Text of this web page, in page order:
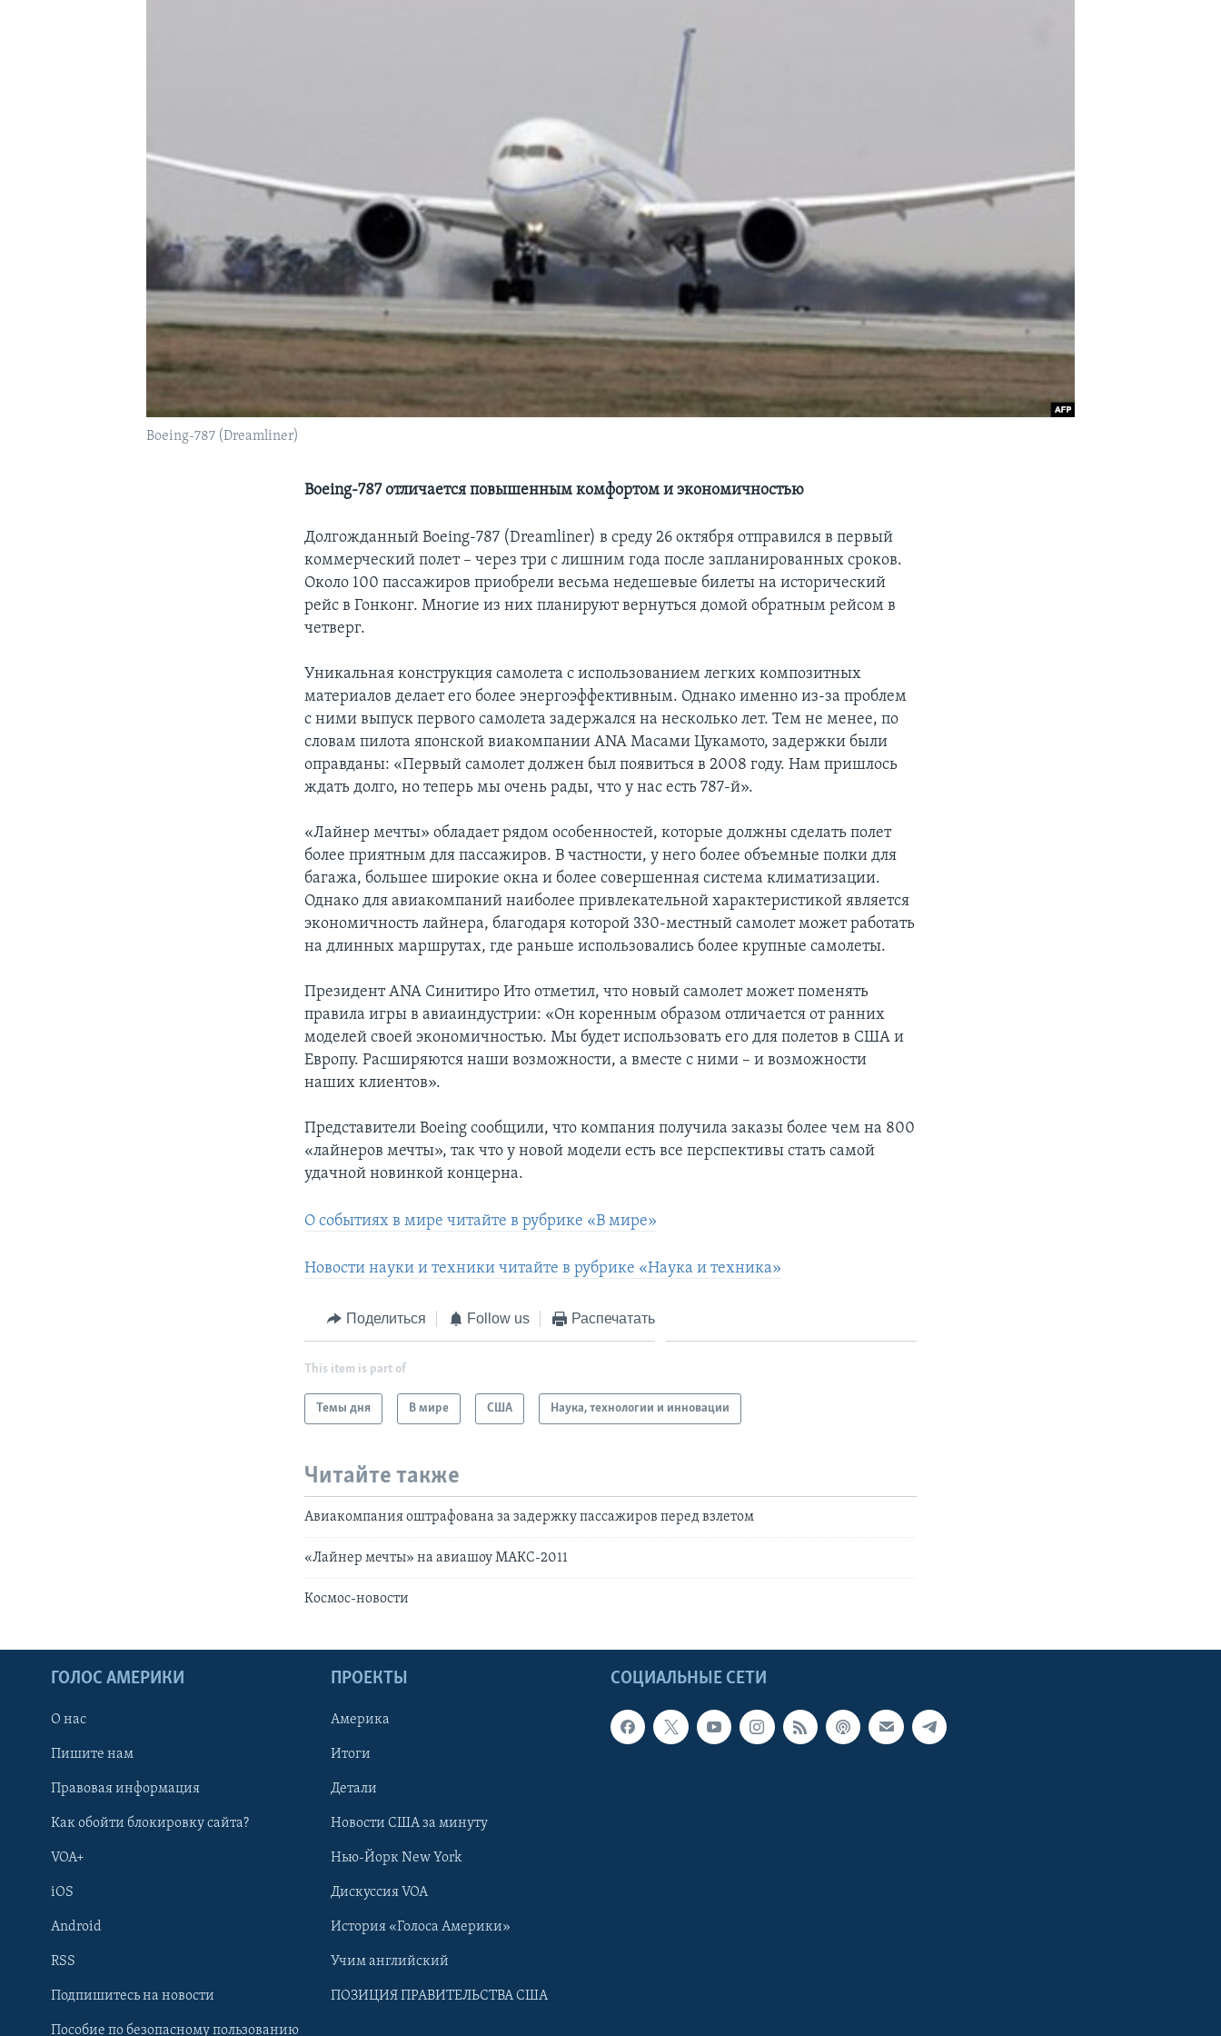
Learning English
Boeing-787 (Dreamliner)
Boeing-787 отличается повышенным комфортом и экономичностью
Долгожданный Boeing-787 (Dreamliner) в среду 26 октября отправился в первый
коммерческий полет – через три с лишним года после запланированных сроков.
Около 100 пассажиров приобрели весьма недешевые билеты на исторический
рейс в Гонконг. Многие из них планируют вернуться домой обратным рейсом в
четверг.
Уникальная конструкция самолета с использованием легких композитных
материалов делает его более энергоэффективным. Однако именно из-за проблем
с ними выпуск первого самолета задержался на несколько лет. Тем не менее, по
словам пилота японской виакомпании ANA Масами Цукамото, задержки были
оправданы: «Первый самолет должен был появиться в 2008 году. Нам пришлось
ждать долго, но теперь мы очень рады, что у нас есть 787-й».
«Лайнер мечты» обладает рядом особенностей, которые должны сделать полет
более приятным для пассажиров. В частности, у него более объемные полки для
багажа, большее широкие окна и более совершенная система климатизации.
Однако для авиакомпаний наиболее привлекательной характеристикой является
экономичность лайнера, благодаря которой 330-местный самолет может работать
на длинных маршрутах, где раньше использовались более крупные самолеты.
Президент АNA Синитиро Ито отметил, что новый самолет может поменять
правила игры в авиаиндустрии: «Он коренным образом отличается от ранних
моделей своей экономичностью. Мы будет использовать его для полетов в США и
Европу. Расширяются наши возможности, а вместе с ними – и возможности
наших клиентов».
Представители Boeing сообщили, что компания получила заказы более чем на 800
«лайнеров мечты», так что у новой модели есть все перспективы стать самой
удачной новинкой концерна.
O событиях в мире читайте в рубрике «В мире»
Новости науки и техники читайте в рубрике «Наука и техника»
Поделиться Follow us Распечатать
This item is part of
Темы дня В мире США Наука, технологии и инновации
Читайте также
Авиакомпания оштрафована за задержку пассажиров перед взлетом
«Лайнер мечты» на авиашоу МАКС-2011
Космос-новости
СОЦИАЛЬНЫЕ СЕТИ
ГОЛОС АМЕРИКИ
О нас
Пишите нам
Правовая информация
Как обойти блокировку сайта?
VOA+
iOS
Android
RSS
Подпишитесь на новости
Пособие по безопасному пользованию
ПРОЕКТЫ
Америка
Итоги
Детали
Новости США за минуту
Нью-Йорк New York
Дискуссия VOA
История «Голоса Америки»
Учим английский
ПОЗИЦИЯ ПРАВИТЕЛЬСТВА США